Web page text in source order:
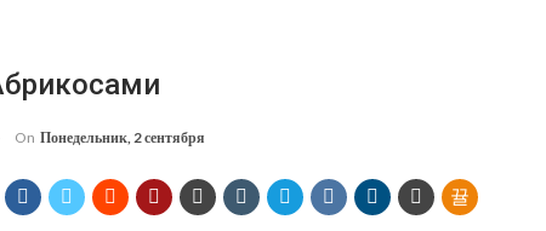
On Понедельник, 2 сентября